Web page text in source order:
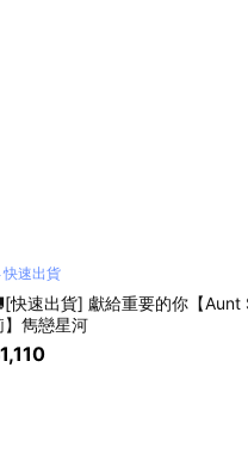
快速出貨
快速出貨] 獻給重要的你【Aunt
】雋戀星河